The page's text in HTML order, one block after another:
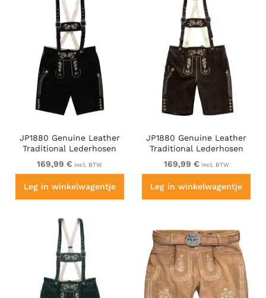
JP1880 Genuine Leather
Traditional Lederhosen
Shorts Black
169,99 € incl. BTW
Leg in winkelwagentje
JP1880 Genuine Leather
Traditional Lederhosen
Shorts Brown
169,99 € incl. BTW
Leg in winkelwagentje